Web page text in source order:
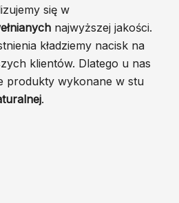
się w
najwyższej jakości.
kładziemy nacisk na
klientów. Dlatego u nas
produkty wykonane w stu
.